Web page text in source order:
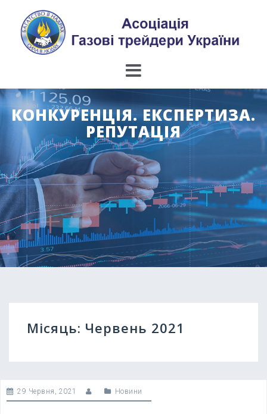
content
КОНКУРЕНЦІЯ. ЕКСПЕРТИЗА.
РЕПУТАЦІЯ
Місяць: Червень 2021
29 Червня, 2021 Новини